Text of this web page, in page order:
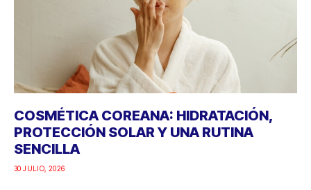
COSMÉTICA COREANA: HIDRATACIÓN,
PROTECCIÓN SOLAR Y UNA RUTINA
SENCILLA
30 JULIO, 2026